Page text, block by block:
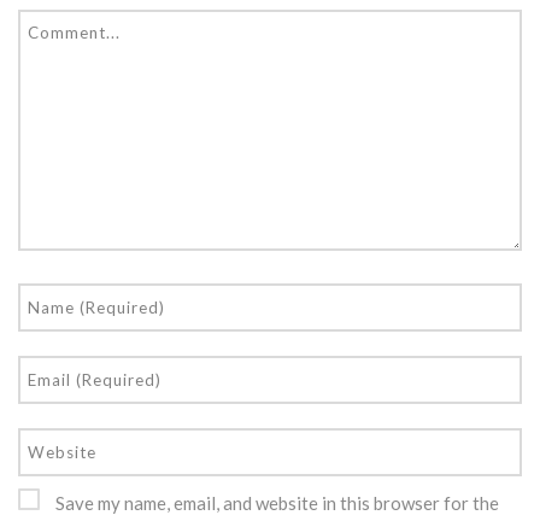
Save my name, email, and website in this browser for the